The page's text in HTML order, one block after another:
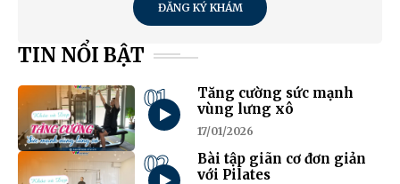
ĐĂNG KÝ KHÁM
TIN NỔI BẬT
01
Tăng cường sức mạnh
vùng lưng xô
17/01/2026
02
Bài tập giãn cơ đơn giản
với Pilates